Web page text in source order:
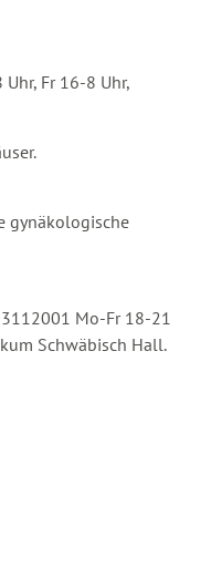
Fr 16-8 Uhr,
gynäkologische
Mo-Fr 18-21
Schwäbisch Hall.